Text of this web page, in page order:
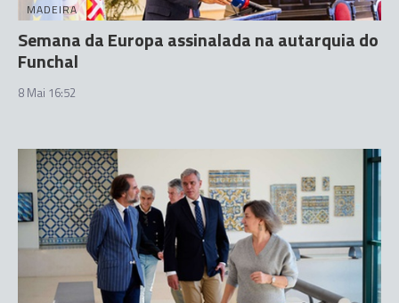
MADEIRA
Semana da Europa assinalada na autarquia do
Funchal
8 Mai 16:52